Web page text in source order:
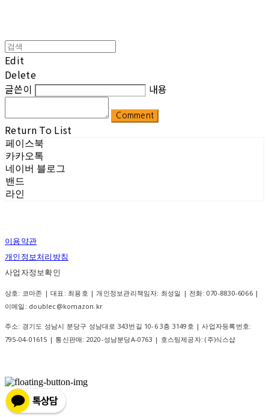
Edit
Delete
글쓴이
내용
Comment
Return To List
페이스북
카카오톡
네이버 블로그
밴드
라인
이용약관
개인정보처리방침
사업자정보확인
상호: 코마존 | 대표: 최용호 | 개인정보관리책임자: 최성일 | 전화: 070-8830-6066 |
이메일: doublec@komazon.kr
주소: 경기도 성남시 분당구 성남대로 343번길 10-6 3층 3149호 | 사업자등록번호:
795-04-01615 | 통신판매: 2020-성남분당A-0763 | 호스팅제공자: (주)식스샵